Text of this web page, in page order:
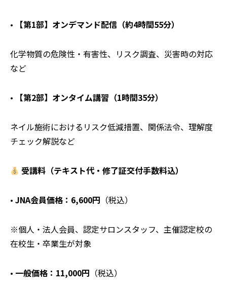
• 【第1部】オンデマンド配信（約4時間55分）
化学物質の危険性・有害性、リスク調査、災害時の対応
など
• 【第2部】オンタイム講習（1時間35分）
ネイル施術におけるリスク低減措置、関係法令、理解度
チェック解説など
受講料（テキスト代・修了証交付手数料込）
• JNA会員価格：6,600円 （税込）
※個人・法人会員、認定サロンスタッフ、主催認定校の
在校生・卒業生が対象
• 一般価格：11,000円 （税込）